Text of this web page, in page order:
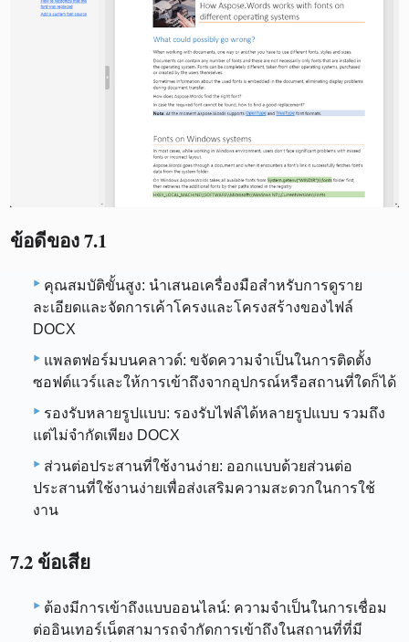
ข้อดีของ 7.1
คุณสมบัติขั้นสูง: นำเสนอเครื่องมือสำหรับการดูราย
ละเอียดและจัดการเค้าโครงและโครงสร้างของไฟล์
DOCX
แพลตฟอร์มบนคลาวด์: ขจัดความจำเป็นในการติดตั้ง
ซอฟต์แวร์และให้การเข้าถึงจากอุปกรณ์หรือสถานที่ใดก็ได้
รองรับหลายรูปแบบ: รองรับไฟล์ได้หลายรูปแบบ รวมถึง
แต่ไม่จำกัดเพียง DOCX
ส่วนต่อประสานที่ใช้งานง่าย: ออกแบบด้วยส่วนต่อ
ประสานที่ใช้งานง่ายเพื่อส่งเสริมความสะดวกในการใช้
งาน
7.2 ข้อเสีย
ต้องมีการเข้าถึงแบบออนไลน์: ความจำเป็นในการเชื่อม
ต่ออินเทอร์เน็ตสามารถจำกัดการเข้าถึงในสถานที่ที่มี